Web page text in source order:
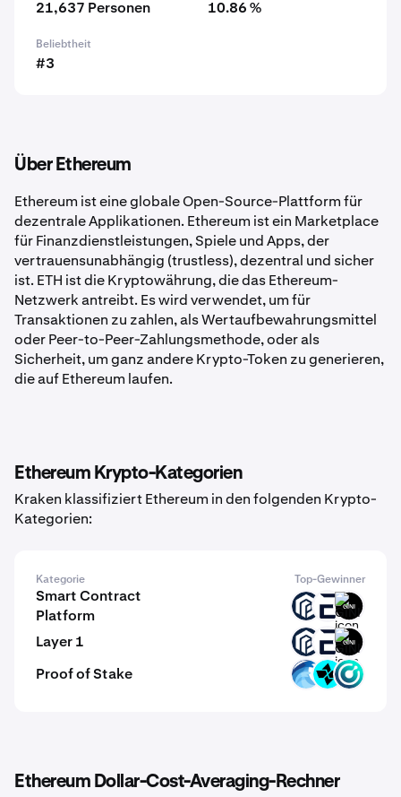
21,637 Personen 10.86 %
Beliebtheit
#3
Über Ethereum
Ethereum ist eine globale Open-Source-Plattform für
dezentrale Applikationen. Ethereum ist ein Marketplace
für Finanzdienstleistungen, Spiele und Apps, der
vertrauensunabhängig (trustless), dezentral und sicher
ist. ETH ist die Kryptowährung, die das Ethereum-
Netzwerk antreibt. Es wird verwendet, um für
Transaktionen zu zahlen, als Wertaufbewahrungsmittel
oder Peer-to-Peer-Zahlungsmethode, oder als
Sicherheit, um ganz andere Krypto-Token zu generieren,
die auf Ethereum laufen.
Ethereum Krypto-Kategorien
Kraken klassifiziert Ethereum in den folgenden Krypto-
Kategorien:
Kategorie Top-Gewinner
Smart Contract
Platform
PAW EVR GINI
Layer 1 PAW EVR GINI
Proof of Stake OPT CTSI KMD
Ethereum Dollar-Cost-Averaging-Rechner